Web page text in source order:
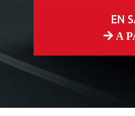
EN
A